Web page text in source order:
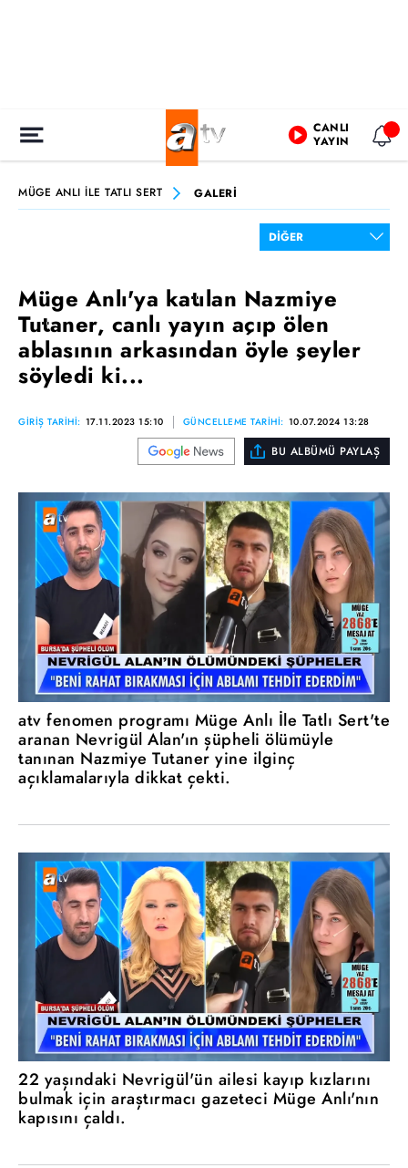
CANLI
YAYIN
MÜGE ANLI İLE TATLI SERT GALERİ
Müge Anlı'ya katılan Nazmiye
Tutaner, canlı yayın açıp ölen
ablasının arkasından öyle şeyler
söyledi ki...
GİRİŞ TARİHİ: 17.11.2023 15:10 GÜNCELLEME TARİHİ: 10.07.2024 13:28
BU ALBÜMÜ PAYLAŞ
atv fenomen programı Müge Anlı İle Tatlı Sert'te
aranan Nevrigül Alan'ın şüpheli ölümüyle
tanınan Nazmiye Tutaner yine ilginç
açıklamalarıyla dikkat çekti.
22 yaşındaki Nevrigül'ün ailesi kayıp kızlarını
bulmak için araştırmacı gazeteci Müge Anlı'nın
kapısını çaldı.